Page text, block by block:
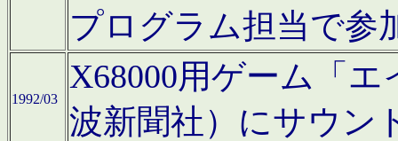
プログラム担当で参
1992/03
X68000用ゲーム「
波新聞社）にサウン